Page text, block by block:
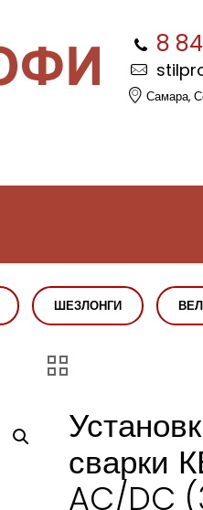
8
Самара,
ШЕЗЛОНГИ
сварки
AC/DC